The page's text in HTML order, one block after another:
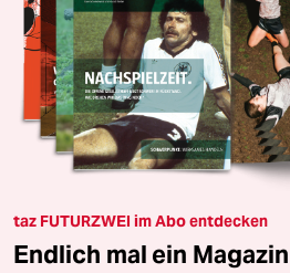
taz FUTURZWEI im Abo entdecken
Endlich mal ein